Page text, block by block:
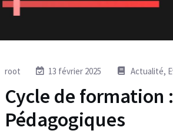
root 13 février 2025 Actualité,
Cycle de formation
Pédagogiques